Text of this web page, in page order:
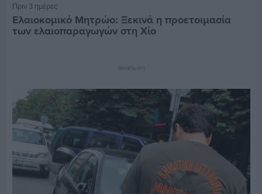
Πριν 3 ημέρες
Ελαιοκομικό Μητρώο: Ξεκινά η προετοιμασία
των ελαιοπαραγωγών στη Χίο
Διαφήμιση